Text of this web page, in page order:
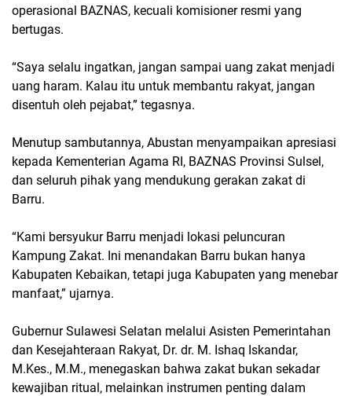
operasional BAZNAS, kecuali komisioner resmi yang
bertugas.
“Saya selalu ingatkan, jangan sampai uang zakat menjadi
uang haram. Kalau itu untuk membantu rakyat, jangan
disentuh oleh pejabat,” tegasnya.
Menutup sambutannya, Abustan menyampaikan apresiasi
kepada Kementerian Agama RI, BAZNAS Provinsi Sulsel,
dan seluruh pihak yang mendukung gerakan zakat di
Barru.
“Kami bersyukur Barru menjadi lokasi peluncuran
Kampung Zakat. Ini menandakan Barru bukan hanya
Kabupaten Kebaikan, tetapi juga Kabupaten yang menebar
manfaat,” ujarnya.
Gubernur Sulawesi Selatan melalui Asisten Pemerintahan
dan Kesejahteraan Rakyat, Dr. dr. M. Ishaq Iskandar,
M.Kes., M.M., menegaskan bahwa zakat bukan sekadar
kewajiban ritual, melainkan instrumen penting dalam